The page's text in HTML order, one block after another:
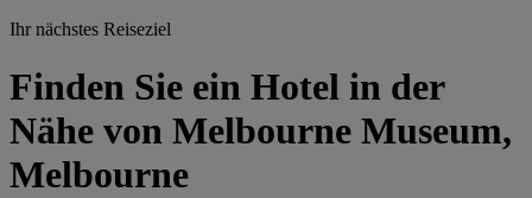
Ihr nächstes Reiseziel
Finden Sie ein Hotel in der
Nähe von Melbourne Museum,
Melbourne